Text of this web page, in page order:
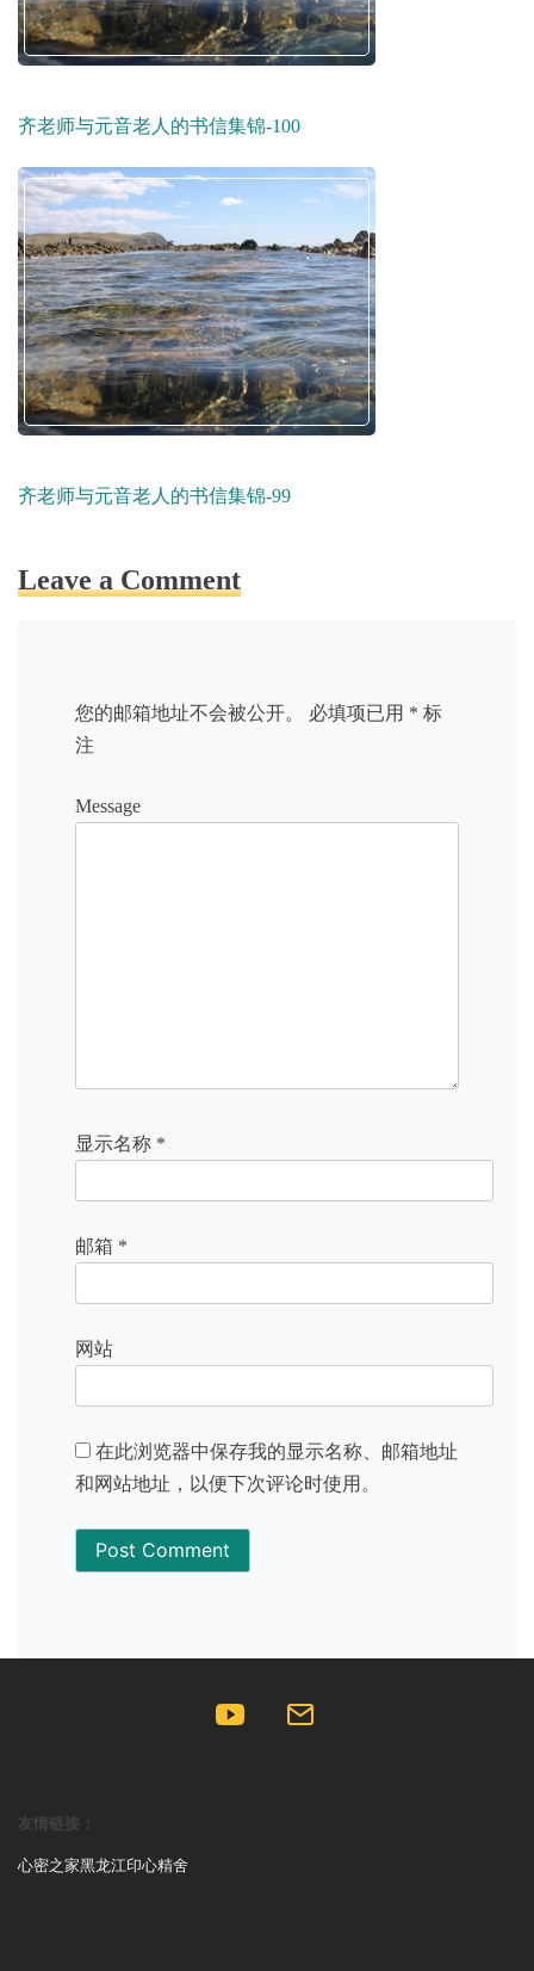
齐老师与元音老人的书信集锦-100
齐老师与元音老人的书信集锦-99
Leave a Comment
您的邮箱地址不会被公开。 必填项已用 * 标
注
Message
显示名称 *
邮箱 *
网站
在此浏览器中保存我的显示名称、邮箱地址
和网站地址，以便下次评论时使用。
友情链接：
心密之家黑龙江印心精舍